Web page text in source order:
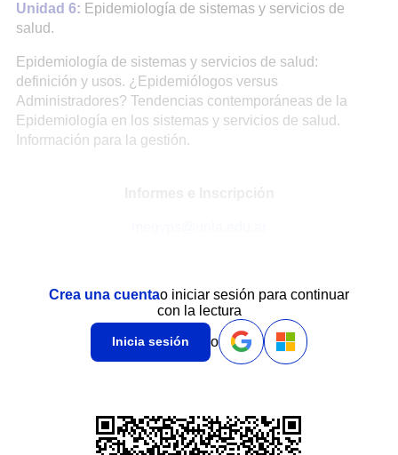
Unidad 6: Epidemiología de sistemas y servicios de
salud.
Epidemiología de sistemas y servicios de salud:
definición y usos. ¿Epidemiólogos versus
Administradores? Tendencias contemporáneas de la
Epidemiología en los sistemas y servicios de salud.
Información para la gestión.
Crea una cuentao iniciar sesión para continuar
con la lectura
Inicia sesión o